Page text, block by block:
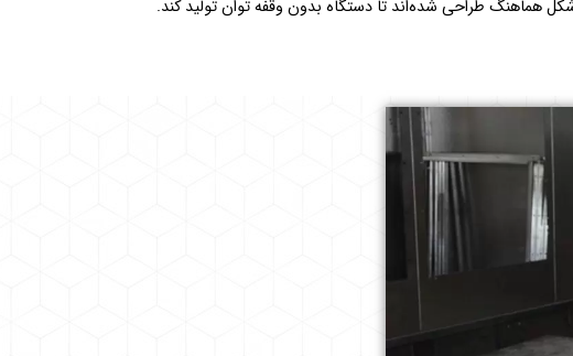
هماهنگ طراحی شده‌اند تا دستگاه بدون وقفه توان تولید کند.